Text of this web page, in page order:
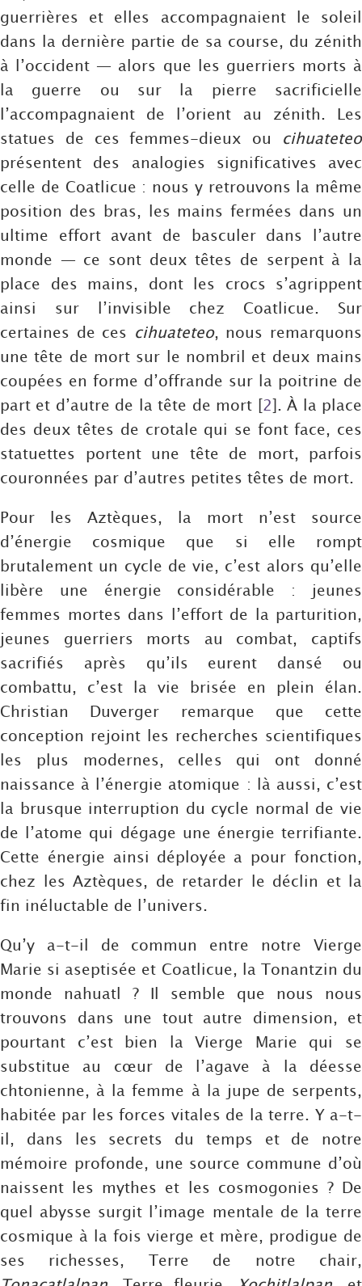
guerrières et elles accompagnaient le soleil
dans la dernière partie de sa course, du zénith
à l’occident — alors que les guerriers morts à
la guerre ou sur la pierre sacrificielle
l’accompagnaient de l’orient au zénith. Les
statues de ces femmes-dieux ou cihuateteo
présentent des analogies significatives avec
celle de Coatlicue : nous y retrouvons la même
position des bras, les mains fermées dans un
ultime effort avant de basculer dans l’autre
monde — ce sont deux têtes de serpent à la
place des mains, dont les crocs s’agrippent
ainsi sur l’invisible chez Coatlicue. Sur
certaines de ces cihuateteo, nous remarquons
une tête de mort sur le nombril et deux mains
coupées en forme d’offrande sur la poitrine de
part et d’autre de la tête de mort [2]. À la place
des deux têtes de crotale qui se font face, ces
statuettes portent une tête de mort, parfois
couronnées par d’autres petites têtes de mort.
Pour les Aztèques, la mort n’est source
d’énergie cosmique que si elle rompt
brutalement un cycle de vie, c’est alors qu’elle
libère une énergie considérable : jeunes
femmes mortes dans l’effort de la parturition,
jeunes guerriers morts au combat, captifs
sacrifiés après qu’ils eurent dansé ou
combattu, c’est la vie brisée en plein élan.
Christian Duverger remarque que cette
conception rejoint les recherches scientifiques
les plus modernes, celles qui ont donné
naissance à l’énergie atomique : là aussi, c’est
la brusque interruption du cycle normal de vie
de l’atome qui dégage une énergie terrifiante.
Cette énergie ainsi déployée a pour fonction,
chez les Aztèques, de retarder le déclin et la
fin inéluctable de l’univers.
Qu’y a-t-il de commun entre notre Vierge
Marie si aseptisée et Coatlicue, la Tonantzin du
monde nahuatl ? Il semble que nous nous
trouvons dans une tout autre dimension, et
pourtant c’est bien la Vierge Marie qui se
substitue au cœur de l’agave à la déesse
chtonienne, à la femme à la jupe de serpents,
habitée par les forces vitales de la terre. Y a-t-
il, dans les secrets du temps et de notre
mémoire profonde, une source commune d’où
naissent les mythes et les cosmogonies ? De
quel abysse surgit l’image mentale de la terre
cosmique à la fois vierge et mère, prodigue de
ses richesses, Terre de notre chair,